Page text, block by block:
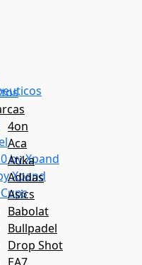
by Xpand
Xpand
4on
Aca
Atika
Adidas
Asics
Babolat
Bullpadel
Drop Shot